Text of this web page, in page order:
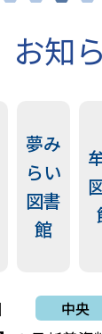
お知
夢み
らい
図書
館
中央